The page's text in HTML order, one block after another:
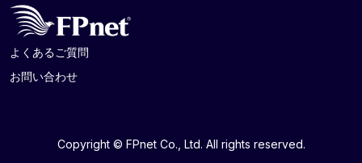
よくあるご質問
お問い合わせ
Copyright © FPnet Co., Ltd. All rights reserved.